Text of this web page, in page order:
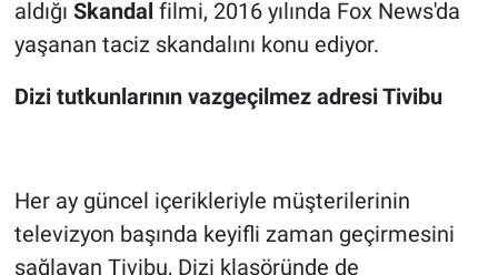
aldığı Skandal filmi, 2016 yılında Fox News'da
yaşanan taciz skandalını konu ediyor.
Dizi tutkunlarının vazgeçilmez adresi Tivibu
Her ay güncel içerikleriyle müşterilerinin
televizyon başında keyifli zaman geçirmesini
sağlayan Tivibu, Dizi klasöründe de